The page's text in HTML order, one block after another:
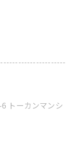
トーカンマンシ